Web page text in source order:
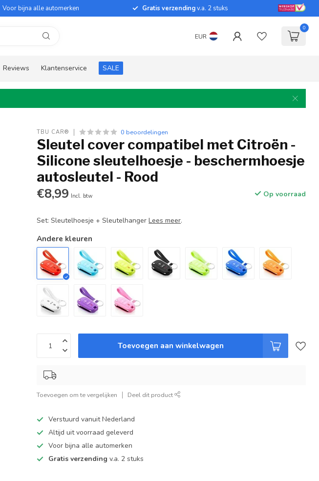
Voor bijna alle automerken Gratis verzendingv.a. 2 stuks
EUR
0
Reviews Klantenservice SALE
TBU CAR® 0 beoordelingen
Sleutel cover compatibel met Citroën -
Silicone sleutelhoesje - beschermhoesje
autosleutel - Rood
€8,99 Incl. btw Op voorraad
Set: Sleutelhoesje + SleutelhangerLees meer.
Andere kleuren
Toevoegen aan winkelwagen
Toevoegen om te vergelijken Deel dit product
Verstuurd vanuit Nederland
Altijd uit voorraad geleverd
Voor bijna alle automerken
Gratis verzending v.a. 2 stuks